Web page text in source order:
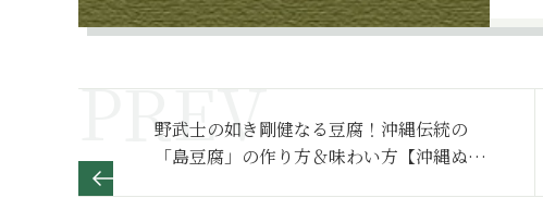
野武士の如き剛健なる豆腐！沖縄伝統の
「島豆腐」の作り方＆味わい方【沖縄ぬち